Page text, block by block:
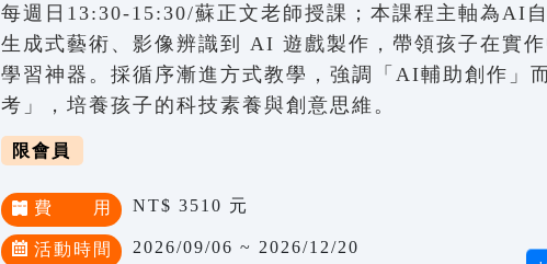
每週日13:30-15:30/蘇正文老師授課；本課程主軸為AI
生成式藝術、影像辨識到 AI 遊戲製作，帶領孩子在實
學習神器。採循序漸進方式教學，強調「AI輔助創作」
考」，培養孩子的科技素養與創意思維。
限會員
費 用 NT$ 3510 元
活動時間 2026/09/06 ~ 2026/12/20